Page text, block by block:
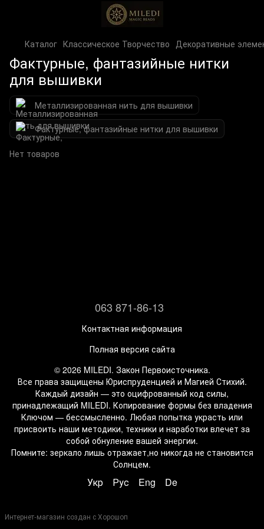
Каталог Классическое Творчество Декоративные
Фактурные, фантазийные нитки
для вышивки
Металлизированная нить для вышивки
Фактурные, фантазийные нитки для вышивки
Нет товаров
063 871-86-13
Контактная информация
Полная версия сайта
© 2026 MILEDI. Закон Первоисточника.
Все права защищены Юриспруденцией и Магией Стихий.
Каждый дизайн — это оцифрованный код силы,
принадлежащий MILEDI. Копирование формы без владения
Ключом — бессмысленно. Любая попытка украсть или
присвоить наши методики, техники и наработки влечет за
собой обнуление вашей энергии.
Помните: зеркало лишь отражает,но никогда не становится
Солнцем.
Укр Рус Eng De
Интернет-магазин создан с Хорошоп